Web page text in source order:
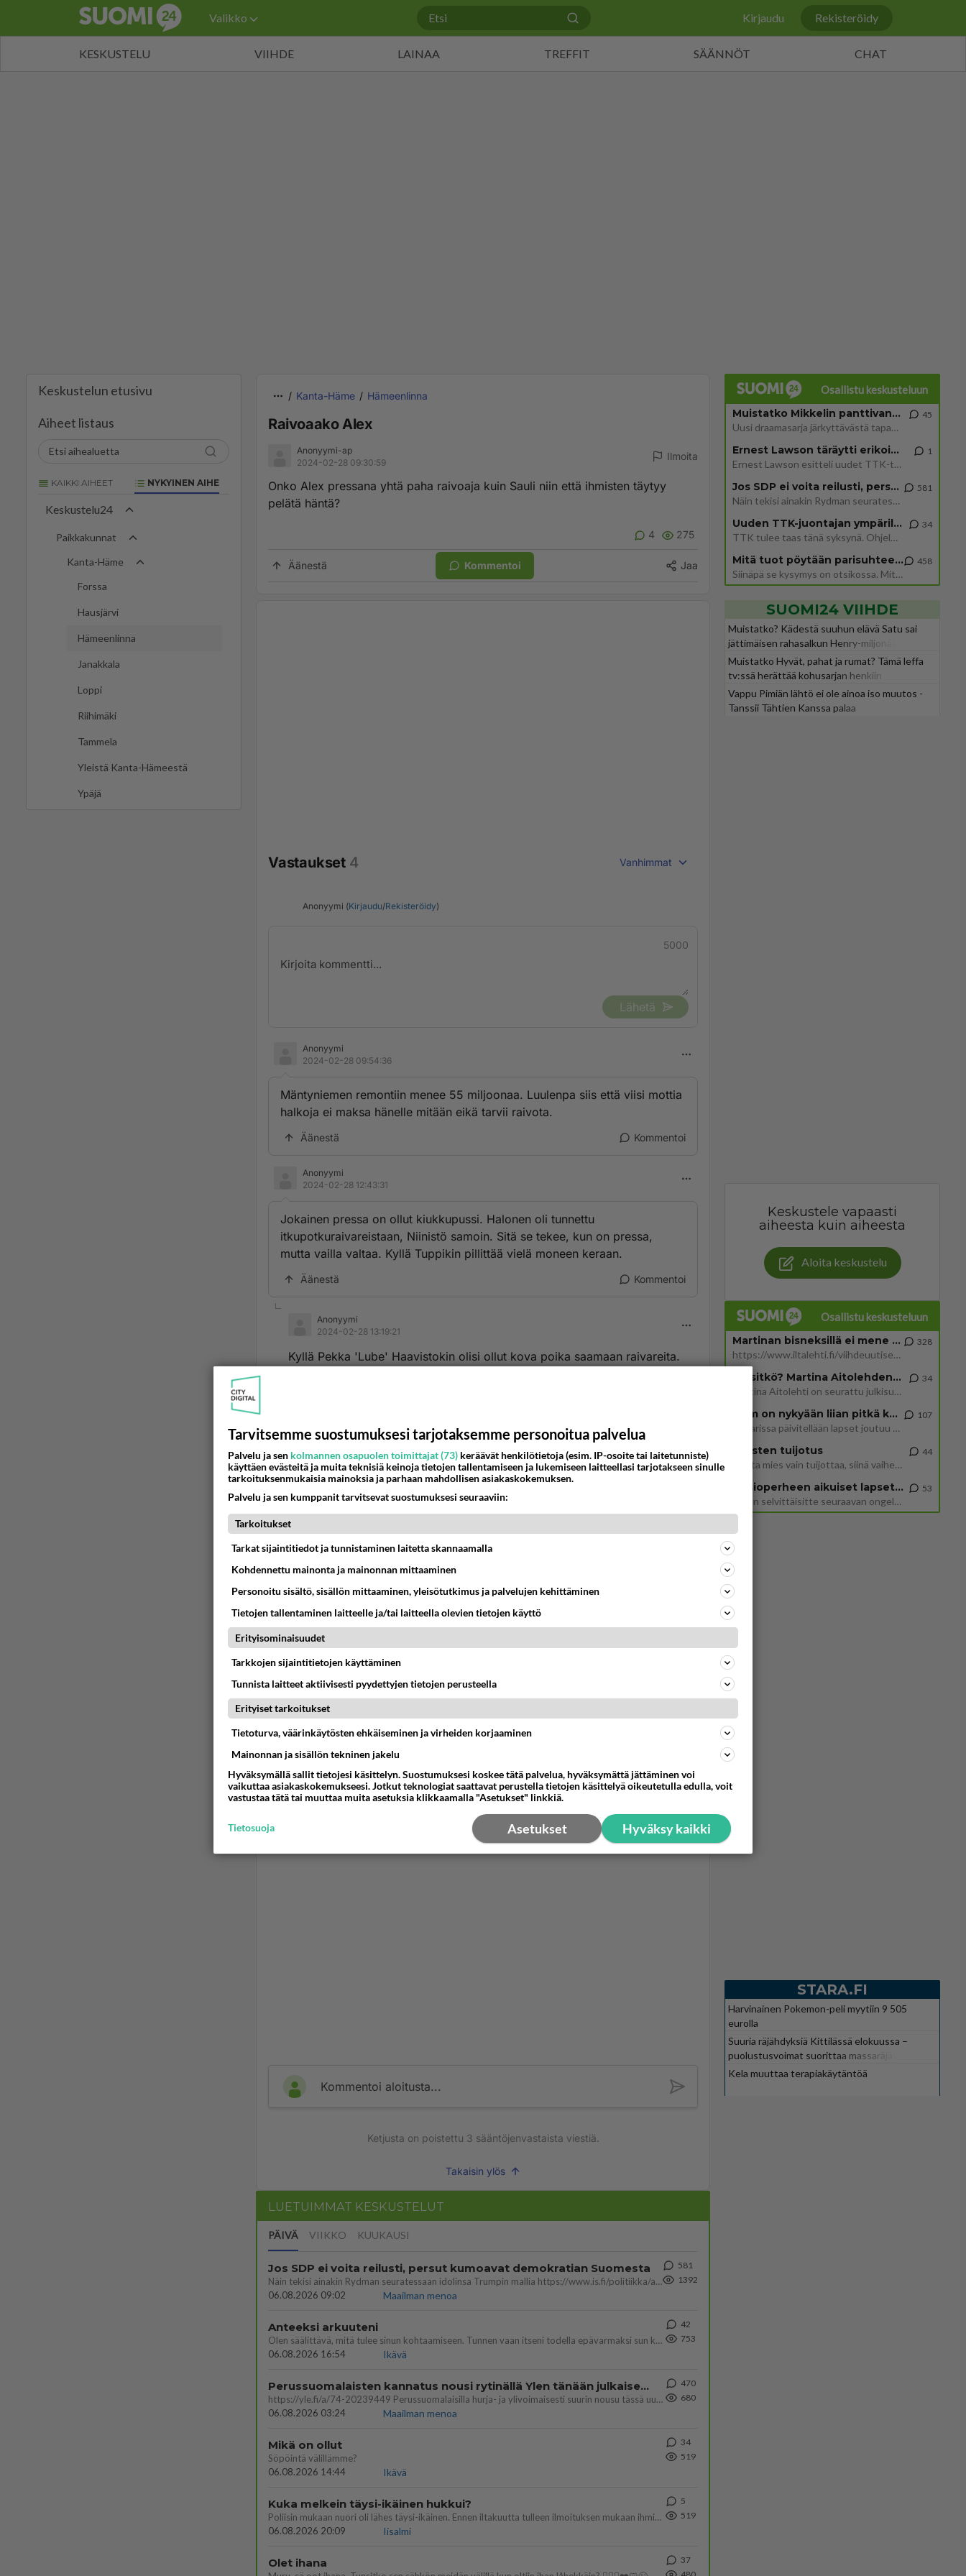
Valikko Kirjaudu Rekisteröidy
KESKUSTELU VIIHDE LAINAA TREFFIT SÄÄNNÖT CHAT
Keskustelun etusivu
Aiheet listaus
KAIKKI AIHEET NYKYINEN AIHE
Keskustelu24
Paikkakunnat
Kanta-Häme
Forssa
Hausjärvi
Hämeenlinna
Janakkala
Loppi
Riihimäki
Tammela
Yleistä Kanta-Hämeestä
Ypäjä
Kanta-Häme Hämeenlinna
Raivoaako Alex
Anonyymi-ap
2024-02-28 09:30:59
Ilmoita
Onko Alex pressana yhtä paha raivoaja kuin Sauli niin että ihmisten täytyy
pelätä häntä?
4 275
Äänestä Kommentoi Jaa
Vastaukset 4 Vanhimmat
Anonyymi (Kirjaudu/Rekisteröidy)
5000
Lähetä
Anonyymi
2024-02-28 09:54:36
Mäntyniemen remontiin menee 55 miljoonaa. Luulenpa siis että viisi mottia
halkoja ei maksa hänelle mitään eikä tarvii raivota.
Äänestä Kommentoi
Anonyymi
2024-02-28 12:43:31
Jokainen pressa on ollut kiukkupussi. Halonen oli tunnettu
itkupotkuraivareistaan, Niinistö samoin. Sitä se tekee, kun on pressa,
mutta vailla valtaa. Kyllä Tuppikin pillittää vielä moneen keraan.
Äänestä Kommentoi
Anonyymi
2024-02-28 13:19:21
Kyllä Pekka 'Lube' Haavistokin olisi ollut kova poika saamaan raivareita.
Anonyymi
2024-02-28 21:10:16
Anonyymikirjoitti:
Kyllä Pekka 'Lube' Haavistokin olisi ollut kova poika saamaan raivareita. Mutta
Joo yli 70v ei ymmärrä homoja ja äänesti Alexia joka ei ole avoimesti
homo.
Äänestä
Kommentoi aloitusta...
Ketjusta on poistettu 3 sääntöjenvastaista viestiä.
Takaisin ylös
LUETUIMMAT KESKUSTELUT
PÄIVÄ VIIKKO KUUKAUSI
Jos SDP ei voita reilusti, persut kumoavat demokratian Suomesta
Näin tekisi ainakin Rydman seuratessaan idolinsa Trumpin mallia https://www.is.fi/politiikka/art-2000012187244.html
06.08.2026 09:02
Maailman menoa
581
1392
Anteeksi arkuuteni
Olen säälittävä, mitä tulee sinun kohtaamiseen. Tunnen vaan itseni todella epävarmaksi sun kanssa. Jos minun olisi pitän
06.08.2026 16:54
Ikävä
42
753
Perussuomalaisten kannatus nousi rytinällä Ylen tänään julkaisemassa tuoreimmassa gallup-kyselyssä.
https://yle.fi/a/74-20239449 Perussuomalaisilla hurja- ja ylivoimaisesti suurin nousu tässä uudessa Ylen gallupissa. Kyl
06.08.2026 03:24
Maailman menoa
470
680
Mikä on ollut
Söpöintä välillämme?
06.08.2026 14:44
Ikävä
34
519
Kuka melkein täysi-ikäinen hukkui?
Poliisin mukaan nuori oli lähes täysi-ikäinen. Ennen iltakuutta tulleen ilmoituksen mukaan ihminen oli joutunut mahdoll
06.08.2026 20:09
Iisalmi
5
519
Olet ihana
37
Osallistu keskusteluun
Muistatko Mikkelin panttivankidraaman?
Uusi draamasarja järkyttävästä tapauksesta on tulossa. Tositapahtumiin perustuva sarja ammentaa vuoden 1986 Mikkelin pan
45
Ernest Lawson täräytti erikoisen heiton TTK-lehdistötilaisuudessa: " Onko tässä tarkoituksena...?"
Ernest Lawson esitteli uudet TTK-tähtioppilaat ja opettajat torstaina 6.8. lehdistölle. Tulevalla kaudella on yksi hausk
1
Jos SDP ei voita reilusti, persut kumoavat demokratian Suomesta
Näin tekisi ainakin Rydman seuratessaan idolinsa Trumpin mallia https://www.is.fi/politiikka/art-2000012187244.html
581
Uuden TTK-juontajan ympärillä epätietoisuus sakenee - Nyt MTV hämmentää soppaa
TTK tulee taas tänä syksynä. Ohjelman uudet tähtioppilaat julkistetaan torstaina 6. elokuuta klo 14 alkavassa lehdistö
34
Mitä tuot pöytään parisuhteessa?
Siinäpä se kysymys on otsikossa. Mitäpä siis tuot/toisit pöytään parisuhteessa? Oletko mies vai nainen? Koetko sen mitä
458
SUOMI24 VIIHDE
Muistatko? Kädestä suuhun elävä Satu sai
jättimäisen rahasalkun Henry-miljonääriltä
Muistatko Hyvät, pahat ja rumat? Tämä leffa
tv:ssä herättää kohusarjan henkiin
Vappu Pimiän lähtö ei ole ainoa iso muutos -
Tanssii Tähtien Kanssa palaa
Keskustele vapaasti
aiheesta kuin aiheesta
Aloita keskustelu
Osallistu keskusteluun
Martinan bisneksillä ei mene hyvin
https://www.iltalehti.fi/viihdeuutiset/a/c46da6ab-340f-4790-aaa7-0865eed2336 Yrityksen konkurssihakemus on tullut kärä
328
Tiesitkö? Martina Aitolehden isäpuoli on tämä suosittu laulaja
Martina Aitolehti on seurattu julkisuuden henkilö. Lähipiiriin mahtuu muitakin tunnettuja henkilöitä. Tiesitkö, että Ma
34
2 km on nykyään liian pitkä koulumatka
Hesarissa päivitellään lapset joutuu nyt kulkemaan 2 km kouluun jösses. Ruostefillarilla tuo matka menee vaikka miten äk
107
Miesten tuijotus
Mutta mies vain tuijottaa, siinä vaiheessa käännän itse pään pois. Mikä juttu? Yleensä jos joku tuijottaa tai katsoo, hä
44
Uusioperheen aikuiset lapset tyhjentää jääkaapin käydessään
Miten selvittäisitte seuraavan ongelman, meillä on uusioperhe, minulla teini-ikäiset lapset ja puolisolla aikuiset, jotk
53
STARA.FI
Harvinainen Pokemon-peli myytiin 9 505
eurolla
Suuria räjähdyksiä Kittilässä elokuussa –
puolustusvoimat suorittaa massaräjäytyksiä
Kela muuttaa terapiakäytäntöä
Tarvitsemme suostumuksesi tarjotaksemme personoitua palvelua
Palvelu ja sen kolmannen osapuolen toimittajat (73) keräävät henkilötietoja (esim. IP-osoite tai laitetunniste)
käyttäen evästeitä ja muita teknisiä keinoja tietojen tallentamiseen ja lukemiseen laitteellasi tarjotakseen sinulle
tarkoituksenmukaisia mainoksia ja parhaan mahdollisen asiakaskokemuksen.
Palvelu ja sen kumppanit tarvitsevat suostumuksesi seuraaviin:
Tarkoitukset
Tarkat sijaintitiedot ja tunnistaminen laitetta skannaamalla
Kohdennettu mainonta ja mainonnan mittaaminen
Personoitu sisältö, sisällön mittaaminen, yleisötutkimus ja palvelujen kehittäminen
Tietojen tallentaminen laitteelle ja/tai laitteella olevien tietojen käyttö
Erityisominaisuudet
Tarkkojen sijaintitietojen käyttäminen
Tunnista laitteet aktiivisesti pyydettyjen tietojen perusteella
Erityiset tarkoitukset
Tietoturva, väärinkäytösten ehkäiseminen ja virheiden korjaaminen
Mainonnan ja sisällön tekninen jakelu
Hyväksymällä sallit tietojesi käsittelyn. Suostumuksesi koskee tätä palvelua, hyväksymättä jättäminen voi
vaikuttaa asiakaskokemukseesi. Jotkut teknologiat saattavat perustella tietojen käsittelyä oikeutetulla edulla, voit
vastustaa tätä tai muuttaa muita asetuksia klikkaamalla "Asetukset" linkkiä.
Hyväksy kaikki
Asetukset
Tietosuoja